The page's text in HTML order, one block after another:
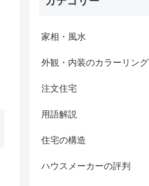
家相・風水
外観・内装のカラーリング
注文住宅
用語解説
住宅の構造
ハウスメーカーの評判